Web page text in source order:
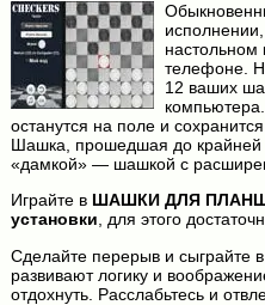
телефоне.
12 ваших
останутся на поле и
Шашка, прошедшая до крайней
«дамкой» — шашкой с
Играйте в ШАШКИ ДЛЯ
установки, для этого
Сделайте перерыв и сыграйте в
развивают логику и
отдохнуть. Расслабьтесь и